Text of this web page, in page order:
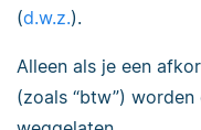
(d.w.z.).
Alleen als je een
(zoals “btw”)